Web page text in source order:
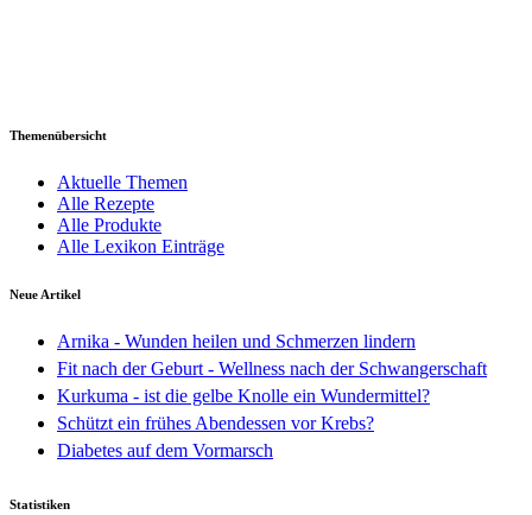
Themenübersicht
Aktuelle Themen
Alle Rezepte
Alle Produkte
Alle Lexikon Einträge
Neue Artikel
Arnika - Wunden heilen und Schmerzen lindern
Fit nach der Geburt - Wellness nach der Schwangerschaft
Kurkuma - ist die gelbe Knolle ein Wundermittel?
Schützt ein frühes Abendessen vor Krebs?
Diabetes auf dem Vormarsch
Statistiken